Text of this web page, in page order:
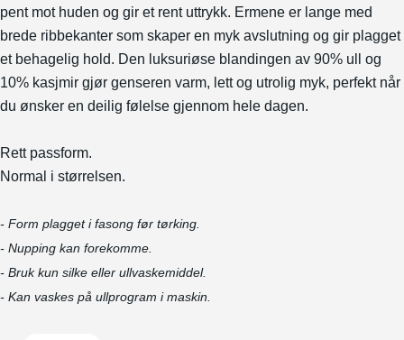
pent mot huden og gir et rent uttrykk. Ermene er lange med
brede ribbekanter som skaper en myk avslutning og gir plagget
et behagelig hold. Den luksuriøse blandingen av 90% ull og
10% kasjmir gjør genseren varm, lett og utrolig myk, perfekt når
du ønsker en deilig følelse gjennom hele dagen.
Rett passform.
Normal i størrelsen.
- Form plagget i fasong før tørking.
- Nupping kan forekomme.
- Bruk kun silke eller ullvaskemiddel.
- Kan vaskes på ullprogram i maskin.